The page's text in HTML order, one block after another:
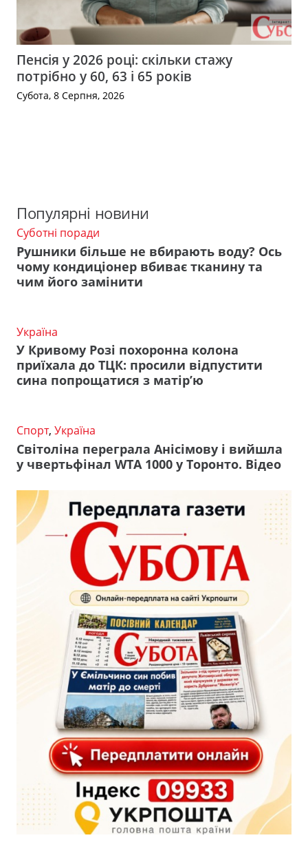
Пенсія у 2026 році: скільки стажу
потрібно у 60, 63 і 65 років
Субота, 8 Серпня, 2026
Популярні новини
Суботні поради
Рушники більше не вбирають воду? Ось
чому кондиціонер вбиває тканину та
чим його замінити
Україна
У Кривому Розі похоронна колона
приїхала до ТЦК: просили відпустити
сина попрощатися з матір’ю
Спорт, Україна
Світоліна переграла Анісімову і вийшла
у чвертьфінал WTA 1000 у Торонто. Відео